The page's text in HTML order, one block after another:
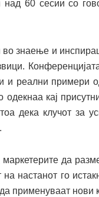
60 сесии со
знаење и
и реални примери
одекнаа кај
дека клучот за
да
настанот го
применуваат